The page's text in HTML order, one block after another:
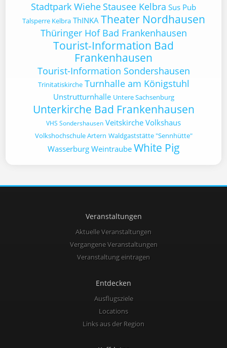
Stadtpark Wiehe Stausee Kelbra Sus Pub
Talsperre Kelbra ThINKA Theater Nordhausen
Thüringer Hof Bad Frankenhausen
Tourist-Information Bad
Frankenhausen
Tourist-Information Sondershausen
Trinitatiskirche Turnhalle am Königstuhl
Unstrutturnhalle Untere Sachsenburg
Unterkirche Bad Frankenhausen
VHS Sondershausen Veitskirche Volkshaus
Volkshochschule Artern Waldgaststätte "Sennhütte"
Wasserburg Weintraube White Pig
Veranstaltungen
Aktuelle Veranstaltungen
Vergangene Veranstaltungen
Veranstaltung eintragen
Entdecken
Ausflugsziele
Locations
Links aus der Region